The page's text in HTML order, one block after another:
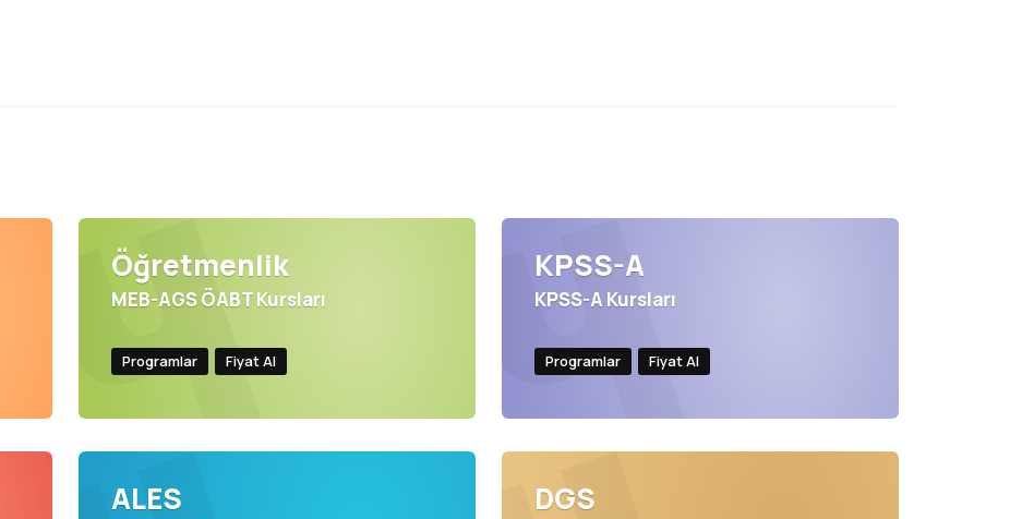
Öğretmenlik
MEB-AGS ÖABT Kursları
Programlar Fiyat Al
KPSS-A
KPSS-A Kursları
Programlar Fiyat Al
ALES DGS